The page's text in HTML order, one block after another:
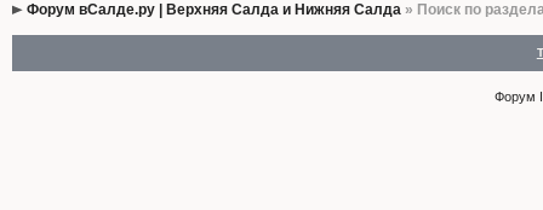
Форум вСалде.ру | Верхняя Салда и Нижняя Салда» Поиск по
Форум